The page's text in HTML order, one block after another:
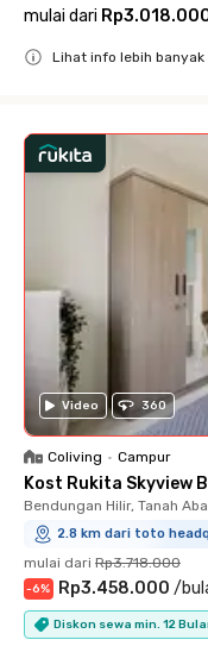
mulai dari
Lihat info lebih banyak
Video 360
Coliving • Campur
Kost Rukita Skyview
Bendungan Hilir, Tanah
2.8 km dari toto
mulai dari Rp3.718.000
-6% Rp3.458.000 /
Diskon sewa min. 12